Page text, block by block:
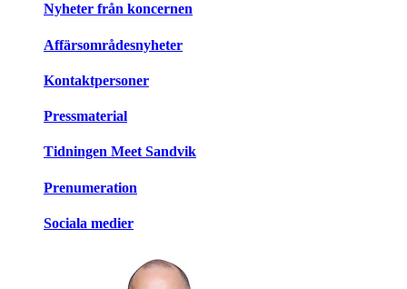
Nyheter från koncernen
Affärsområdesnyheter
Kontaktpersoner
Pressmaterial
Tidningen Meet Sandvik
Prenumeration
Sociala medier